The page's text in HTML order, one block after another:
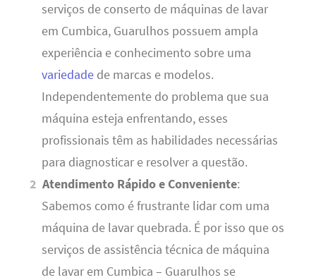
serviços de conserto de máquinas de lavar
em Cumbica, Guarulhos possuem ampla
experiência e conhecimento sobre uma
variedadede marcas e modelos.
Independentemente do problema que sua
máquina esteja enfrentando, esses
profissionais têm as habilidades necessárias
para diagnosticar e resolver a questão.
Atendimento Rápido e Conveniente:
Sabemos como é frustrante lidar com uma
máquina de lavar quebrada. É por isso que os
serviços de assistência técnica de máquina
de lavar em Cumbica – Guarulhos se